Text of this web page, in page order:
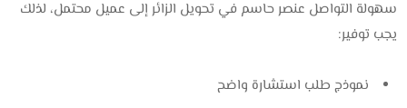
سهولة التواصل عنصر حاسم في تحويل الزائر إلى عميل محتمل، لذلك
يجب توفير:
نموذج طلب استشارة واضح